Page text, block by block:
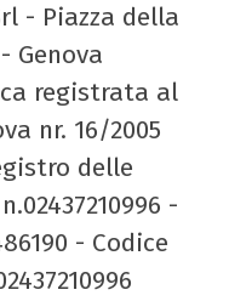
- Piazza della
Genova
registrata al
nr. 16/2005
delle
-
- Codice